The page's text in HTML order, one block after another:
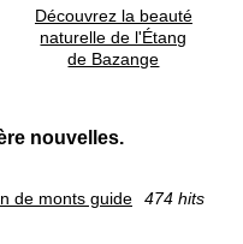
Découvrez la beauté
naturelle de l'Étang
de Bazange
nouvelles.
de monts guide
474 hits